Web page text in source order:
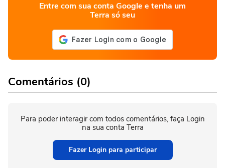
Entre com sua conta Google e tenha um
Terra só seu
Comentários (0)
Para poder interagir com todos comentários, faça Login
na sua conta Terra
Fazer Login para participar